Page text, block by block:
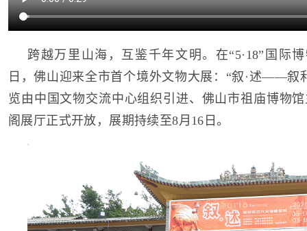
跨越万里山海，互鉴千年文明。在“5·18”国际
日，佛山迎来全市首个境外文物大展：“叙·述——叙
览由中国文物交流中心组织引进、佛山市祖庙博物
阁展厅正式开放，展期持续至8月16日。